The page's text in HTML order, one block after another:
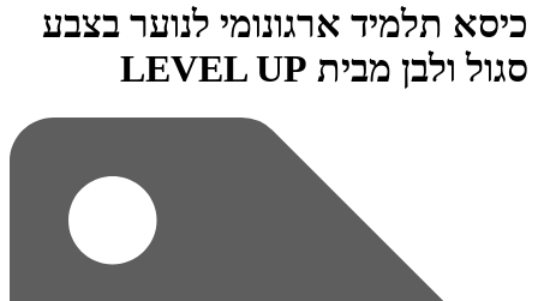
כיסא תלמיד ארגונומי לנוער בצבע
סגול ולבן מבית LEVEL UP